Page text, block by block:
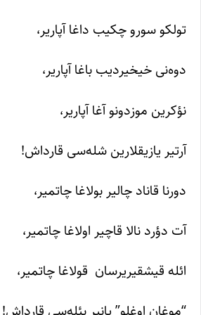
تولکو سورو چکیب داغا آپاریر،
دوه‌نی خیخیردیب باغا آپاریر،
نؤکرین موزدونو آغا آپاریر،
آرتیر یازیقلارین شله‌سی قارداش!
دورنا قاناد چالیر بولاغا چاتمیر،
آت دؤرد نالا قاچیر اولاغا چاتمیر،
ائله قیشقیریرسان قولاغا چاتمیر،